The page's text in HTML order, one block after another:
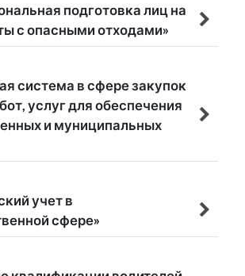
подготовка лиц на
с опасными отходами»
система в сфере закупок
услуг для обеспечения
и муниципальных
учет в
сфере»